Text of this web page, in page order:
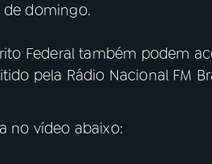
de domingo.
Federal também podem
pela Rádio Nacional FM
no vídeo abaixo: